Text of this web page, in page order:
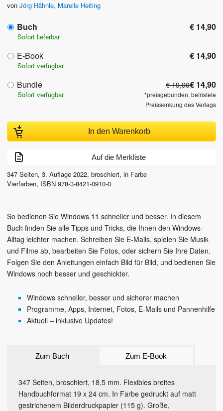
von Jörg Hähnle, Mareile Heiting
Buch € 14,90
Sofort lieferbar
E-Book € 14,90
Sofort verfügbar
Bundle € 19,90€ 14,90
*preisgebunden, befristete
Preissenkung des Verlags
Sofort verfügbar
In den Warenkorb
Auf die Merkliste
347 Seiten, 3. Auflage 2022, broschiert, in Farbe
Vierfarben, ISBN 978-3-8421-0910-0
So bedienen Sie Windows 11 schneller und besser. In diesem
Buch finden Sie alle Tipps und Tricks, die Ihnen den Windows-
Alltag leichter machen. Schreiben Sie E-Mails, spielen Sie Musik
und Filme ab, bearbeiten Sie Fotos, oder sichern Sie Ihre Daten.
Folgen Sie den Anleitungen einfach Bild für Bild, und bedienen Sie
Windows noch besser und geschickter.
Windows schneller, besser und sicherer machen
Programme, Apps, Internet, Fotos, E-Mails und Pannenhilfe
Aktuell – inklusive Updates!
Zum Buch Zum E-Book
347 Seiten, broschiert, 18,5 mm. Flexibles breites
Handbuchformat 19 x 24 cm. In Farbe gedruckt auf matt
gestrichenem Bilderdruckpapier (115 g). Große,